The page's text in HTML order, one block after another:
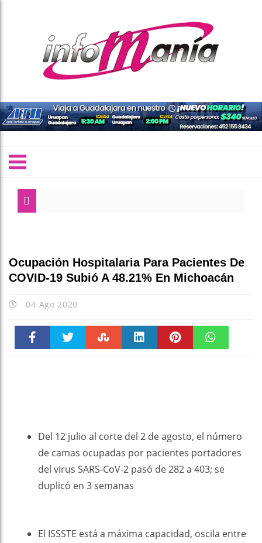
Ocupación Hospitalaria Para Pacientes De
COVID-19 Subió A 48.21% En Michoacán
04 Ago 2020
Del 12 julio al corte del 2 de agosto, el número
de camas ocupadas por pacientes portadores
del virus SARS-CoV-2 pasó de 282 a 403; se
duplicó en 3 semanas
El ISSSTE está a máxima capacidad, oscila entre